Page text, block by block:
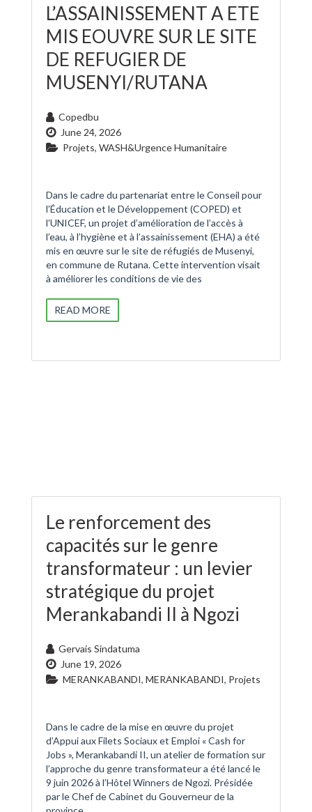
L’ASSAINISSEMENT A ETE
MIS EOUVRE SUR LE SITE
DE REFUGIER DE
MUSENYI/RUTANA
Copedbu
June 24, 2026
Projets, WASH&Urgence Humanitaire
Dans le cadre du partenariat entre le Conseil pour
l’Éducation et le Développement (COPED) et
l’UNICEF, un projet d’amélioration de l’accès à
l’eau, à l’hygiène et à l’assainissement (EHA) a été
mis en œuvre sur le site de réfugiés de Musenyi,
en commune de Rutana. Cette intervention visait
à améliorer les conditions de vie des
READ MORE
Le renforcement des
capacités sur le genre
transformateur : un levier
stratégique du projet
Merankabandi II à Ngozi
Gervais Sindatuma
June 19, 2026
MERANKABANDI, MERANKABANDI, Projets
Dans le cadre de la mise en œuvre du projet
d’Appui aux Filets Sociaux et Emploi « Cash for
Jobs », Merankabandi II, un atelier de formation sur
l’approche du genre transformateur a été lancé le
9 juin 2026 à l’Hôtel Winners de Ngozi. Présidée
par le Chef de Cabinet du Gouverneur de la